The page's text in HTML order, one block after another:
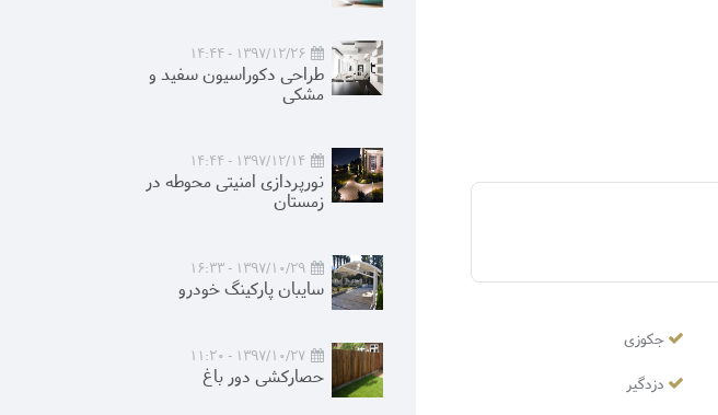
جکوزی
دزدگیر
1397/12/26 - 14:44
طراحی دکوراسیون سفید و
مشکی
1397/12/14 - 14:44
نورپردازی امنیتی محوطه در
زمستان
1397/10/29 - 16:33
سایبان پارکینگ خودرو
1397/10/27 - 11:20
حصارکشی دور باغ